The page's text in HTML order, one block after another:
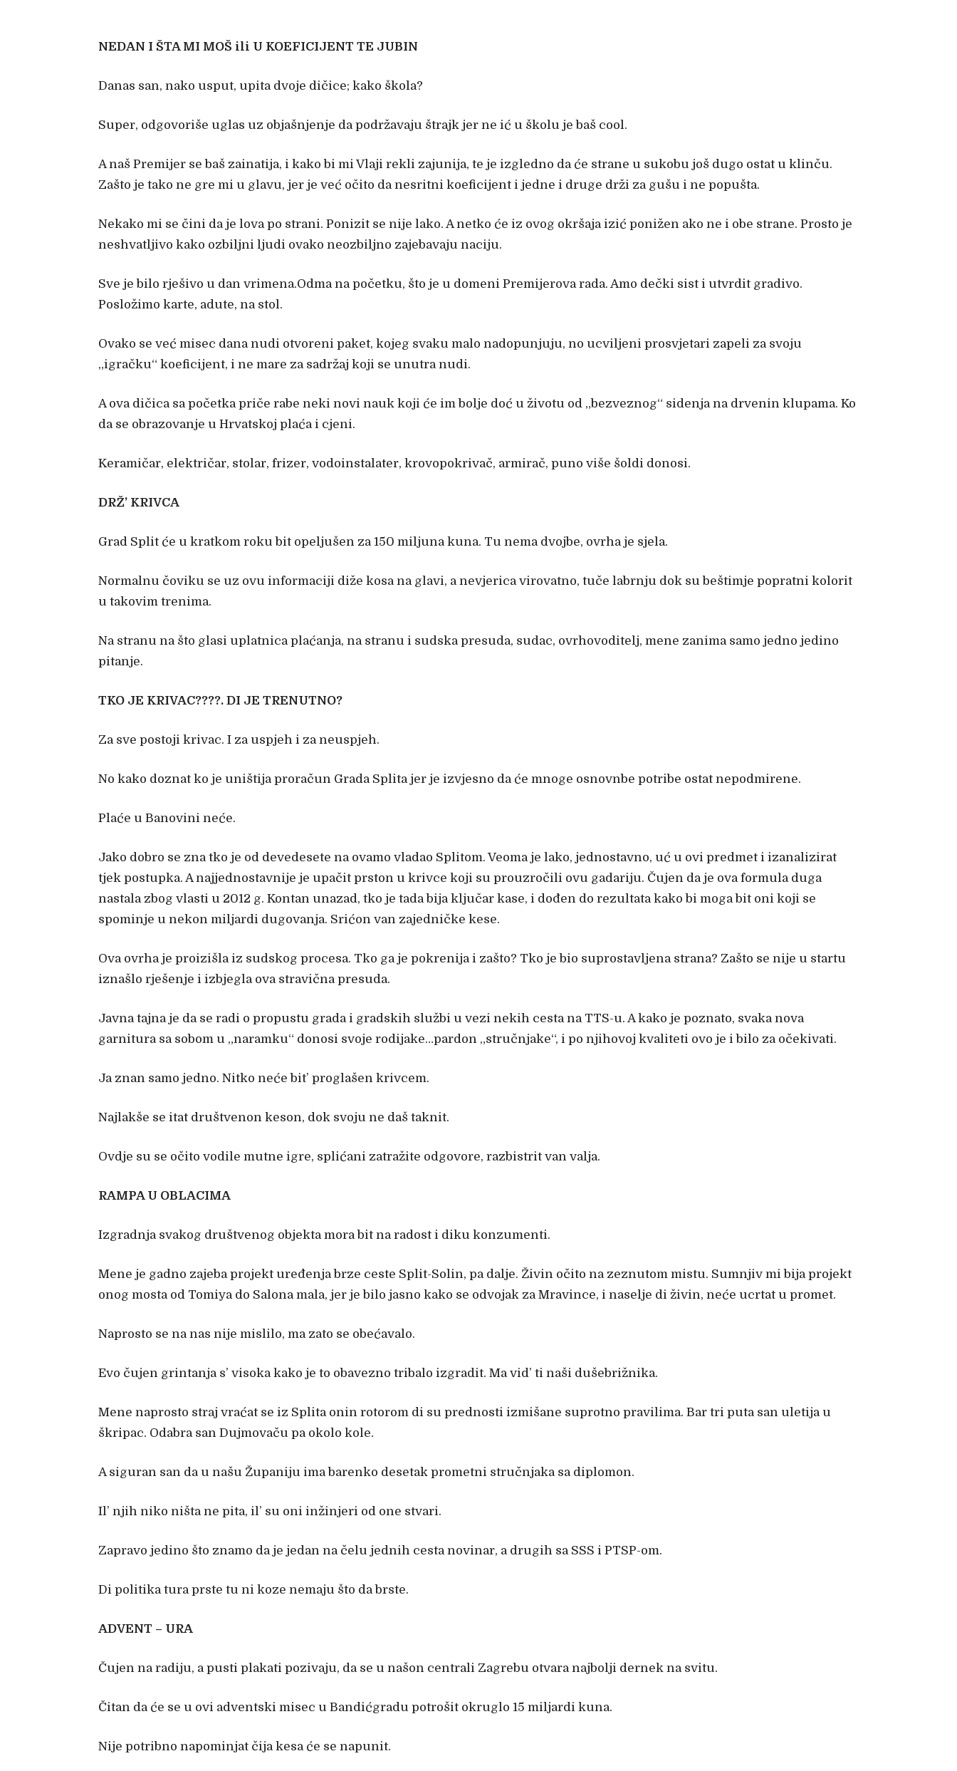
NEDAN I ŠTA MI MOŠ ili U KOEFICIJENT TE JUBIN
Danas san, nako usput, upita dvoje dičice; kako škola?
Super, odgovoriše uglas uz objašnjenje da podržavaju štrajk jer ne ić u školu je baš cool.
A naš Premijer se baš zainatija, i kako bi mi Vlaji rekli zajunija, te je izgledno da će strane u sukobu još dugo ostat u klinču.
Zašto je tako ne gre mi u glavu, jer je već očito da nesritni koeficijent i jedne i druge drži za gušu i ne popušta.
Nekako mi se čini da je lova po strani. Ponizit se nije lako. A netko će iz ovog okršaja izić ponižen ako ne i obe strane. Prosto je
neshvatljivo kako ozbiljni ljudi ovako neozbiljno zajebavaju naciju.
Sve je bilo rješivo u dan vrimena.Odma na početku, što je u domeni Premijerova rada. Amo dečki sist i utvrdit gradivo.
Posložimo karte, adute, na stol.
Ovako se već misec dana nudi otvoreni paket, kojeg svaku malo nadopunjuju, no ucviljeni prosvjetari zapeli za svoju
„igračku“ koeficijent, i ne mare za sadržaj koji se unutra nudi.
A ova dičica sa početka priče rabe neki novi nauk koji će im bolje doć u životu od „bezveznog“ sidenja na drvenin klupama. Ko
da se obrazovanje u Hrvatskoj plaća i cjeni.
Keramičar, električar, stolar, frizer, vodoinstalater, krovopokrivač, armirač, puno više šoldi donosi.
DRŽ’ KRIVCA
Grad Split će u kratkom roku bit opeljušen za 150 miljuna kuna. Tu nema dvojbe, ovrha je sjela.
Normalnu čoviku se uz ovu informaciji diže kosa na glavi, a nevjerica virovatno, tuče labrnju dok su beštimje popratni kolorit
u takovim trenima.
Na stranu na što glasi uplatnica plaćanja, na stranu i sudska presuda, sudac, ovrhovoditelj, mene zanima samo jedno jedino
pitanje.
TKO JE KRIVAC????. DI JE TRENUTNO?
Za sve postoji krivac. I za uspjeh i za neuspjeh.
No kako doznat ko je uništija proračun Grada Splita jer je izvjesno da će mnoge osnovnbe potribe ostat nepodmirene.
Plaće u Banovini neće.
Jako dobro se zna tko je od devedesete na ovamo vladao Splitom. Veoma je lako, jednostavno, uć u ovi predmet i izanalizirat
tjek postupka. A najjednostavnije je upačit prston u krivce koji su prouzročili ovu gadariju. Čujen da je ova formula duga
nastala zbog vlasti u 2012 g. Kontan unazad, tko je tada bija ključar kase, i dođen do rezultata kako bi moga bit oni koji se
spominje u nekon miljardi dugovanja. Srićon van zajedničke kese.
Ova ovrha je proizišla iz sudskog procesa. Tko ga je pokrenija i zašto? Tko je bio suprostavljena strana? Zašto se nije u startu
iznašlo rješenje i izbjegla ova stravična presuda.
Javna tajna je da se radi o propustu grada i gradskih službi u vezi nekih cesta na TTS-u. A kako je poznato, svaka nova
garnitura sa sobom u „naramku“ donosi svoje rodijake…pardon „stručnjake“, i po njihovoj kvaliteti ovo je i bilo za očekivati.
Ja znan samo jedno. Nitko neće bit’ proglašen krivcem.
Najlakše se itat društvenon keson, dok svoju ne daš taknit.
Ovdje su se očito vodile mutne igre, splićani zatražite odgovore, razbistrit van valja.
RAMPA U OBLACIMA
Izgradnja svakog društvenog objekta mora bit na radost i diku konzumenti.
Mene je gadno zajeba projekt uređenja brze ceste Split-Solin, pa dalje. Živin očito na zeznutom mistu. Sumnjiv mi bija projekt
onog mosta od Tomiya do Salona mala, jer je bilo jasno kako se odvojak za Mravince, i naselje di živin, neće ucrtat u promet.
Naprosto se na nas nije mislilo, ma zato se obećavalo.
Evo čujen grintanja s’ visoka kako je to obavezno tribalo izgradit. Ma vid’ ti naši dušebrižnika.
Mene naprosto straj vraćat se iz Splita onin rotorom di su prednosti izmišane suprotno pravilima. Bar tri puta san uletija u
škripac. Odabra san Dujmovaču pa okolo kole.
A siguran san da u našu Županiju ima barenko desetak prometni stručnjaka sa diplomon.
Il’ njih niko ništa ne pita, il’ su oni inžinjeri od one stvari.
Zapravo jedino što znamo da je jedan na čelu jednih cesta novinar, a drugih sa SSS i PTSP-om.
Di politika tura prste tu ni koze nemaju što da brste.
ADVENT – URA
Čujen na radiju, a pusti plakati pozivaju, da se u našon centrali Zagrebu otvara najbolji dernek na svitu.
Čitan da će se u ovi adventski misec u Bandićgradu potrošit okruglo 15 miljardi kuna.
Nije potribno napominjat čija kesa će se napunit.